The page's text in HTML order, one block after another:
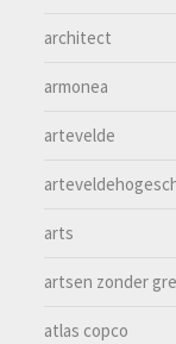
architect
armonea
artevelde
arts
artsen zonder
atlas copco